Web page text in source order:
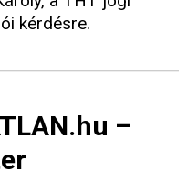
kérdésre.
–